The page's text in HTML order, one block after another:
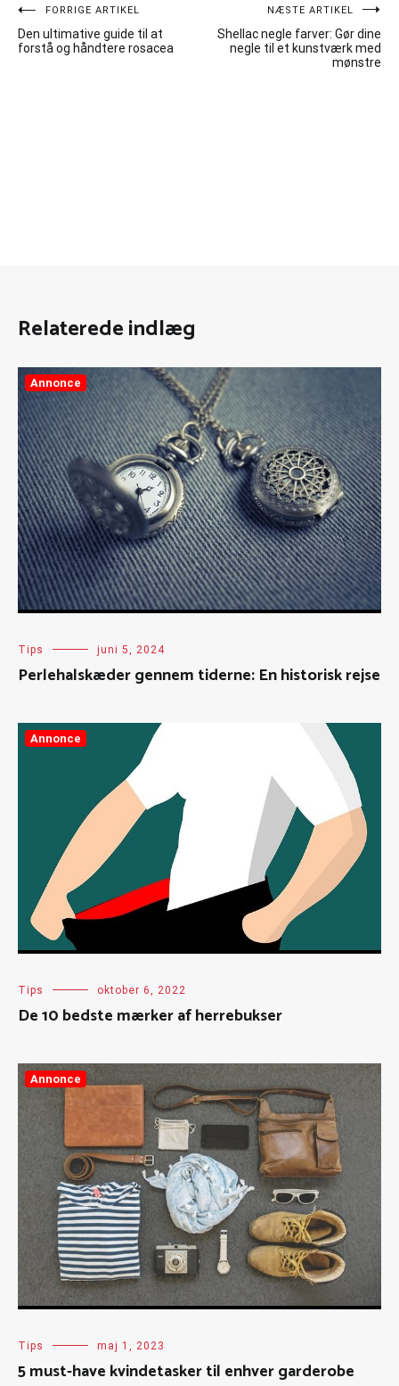
Indlægsnavigation
FORRIGE ARTIKEL
Den ultimative guide til at
forstå og håndtere rosacea
NÆSTE ARTIKEL
Shellac negle farver: Gør dine
negle til et kunstværk med
mønstre
Relaterede indlæg
Annonce
Tips juni 5, 2024
Perlehalskæder gennem tiderne: En historisk rejse
Annonce
Tips oktober 6, 2022
De 10 bedste mærker af herrebukser
Annonce
Tips maj 1, 2023
5 must-have kvindetasker til enhver garderobe